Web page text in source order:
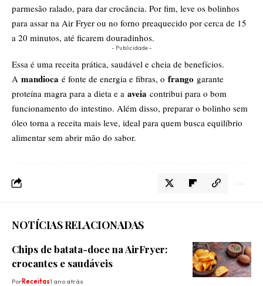
parmesão ralado, para dar crocância. Por fim, leve os bolinhos
para assar na Air Fryer ou no forno preaquecido por cerca de 15
a 20 minutos, até ficarem douradinhos.
- Publicidade -
Essa é uma receita prática, saudável e cheia de benefícios.
A mandioca é fonte de energia e fibras, o frango garante
proteína magra para a dieta e a aveia contribui para o bom
funcionamento do intestino. Além disso, preparar o bolinho sem
óleo torna a receita mais leve, ideal para quem busca equilíbrio
alimentar sem abrir mão do sabor.
NOTÍCIAS RELACIONADAS
Chips de batata-doce na AirFryer:
crocantes e saudáveis
PorReceitas1 ano atrás